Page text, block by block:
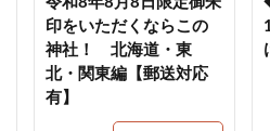
千勝神社 本居宣長 菊
かつおのたたき丼
kichijitsu
速秋津比売神のイラストが描かれ
印をいただくならこの
神社！ 北海道・東
北・関東編【郵送対応
有】